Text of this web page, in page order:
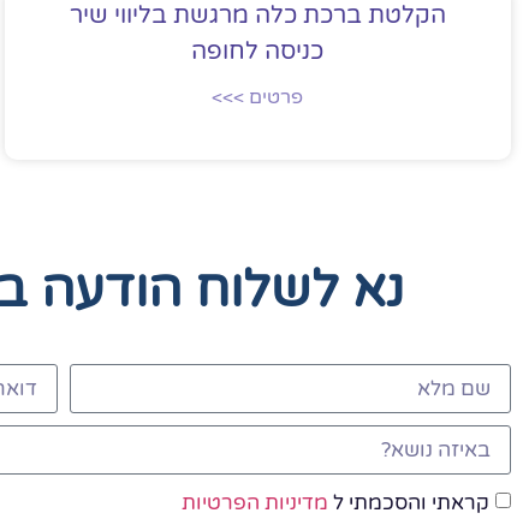
הקלטת ברכת כלה מרגשת בליווי שיר
כניסה לחופה
פרטים >>>
נא לשלוח הודעה
קראתי והסכמתי ל מדיניות הפרטיות